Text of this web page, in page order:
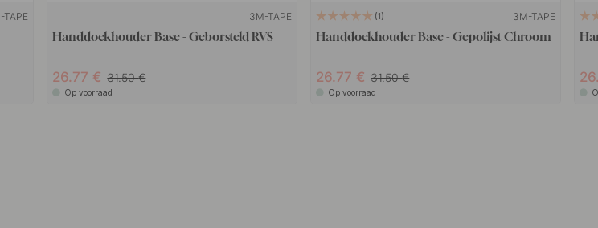
TAPE 3M-TAPE
Handdoekhouder Base - Geborsteld RVS
26.77 31.50
Op voorraad
1 3M-TAPE
Handdoekhouder Base - Gepolijst Chroom
26.77 31.50
Op voorraad